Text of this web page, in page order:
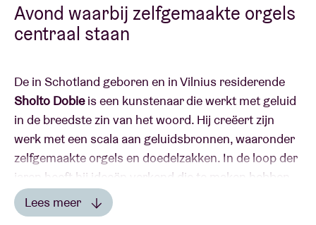
Avond waarbij zelfgemaakte orgels
centraal staan
De in Schotland geboren en in Vilnius residerende
Sholto Dobieis een kunstenaar die werkt met geluid
in de breedste zin van het woord. Hij creëert zijn
werk met een scala aan geluidsbronnen, waaronder
zelfgemaakte orgels en doedelzakken. In de loop der
jaren heeft hij ideeën verkend die te maken hebben
met folklore en omgevings- en sonische fenomenen.
Hij werkte samen met artiesten en muzikanten als
Lees meer